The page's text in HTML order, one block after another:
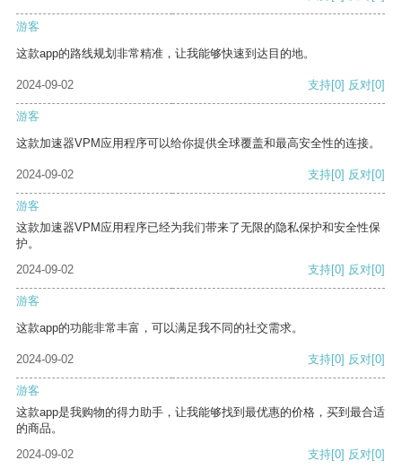
游客
这款app的路线规划非常精准，让我能够快速到达目的地。
2024-09-02 支持[0] 反对[0]
游客
这款加速器VPM应用程序可以给你提供全球覆盖和最高安全性的连接。
2024-09-02 支持[0] 反对[0]
游客
这款加速器VPM应用程序已经为我们带来了无限的隐私保护和安全性保
护。
2024-09-02
支持[0] 反对[0]
游客
这款app的功能非常丰富，可以满足我不同的社交需求。
2024-09-02 支持[0] 反对[0]
游客
这款app是我购物的得力助手，让我能够找到最优惠的价格，买到最合适
的商品。
2024-09-02
支持[0] 反对[0]